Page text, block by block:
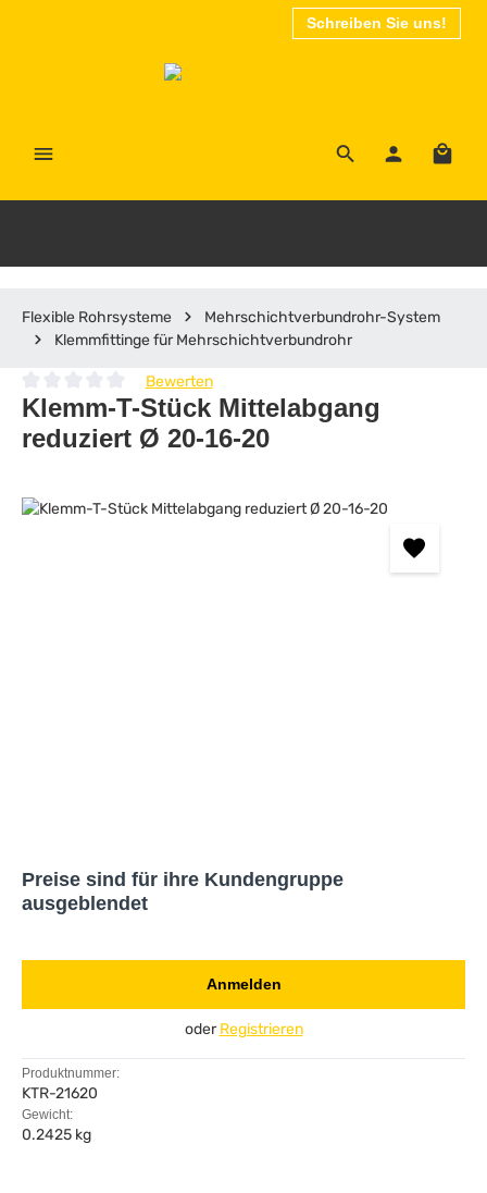
Schreiben Sie uns!
Flexible Rohrsysteme
Mehrschichtverbundrohr-System
Klemmfittinge für Mehrschichtverbundrohr
Durchschnittliche Bewertung von 0 von 5 Sternen
Bewerten
Klemm-T-Stück Mittelabgang
reduziert Ø 20-16-20
Bildergalerie überspringen
Preise sind für ihre Kundengruppe
ausgeblendet
Anmelden
oderRegistrieren
Produktnummer:
KTR-21620
Gewicht:
0.2425 kg